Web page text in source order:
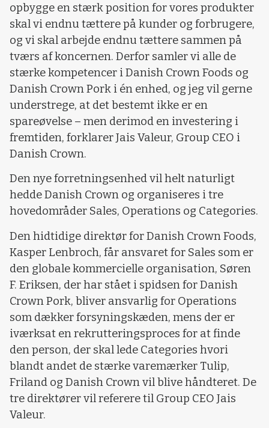
opbygge en stærk position for vores produkter
skal vi endnu tættere på kunder og forbrugere,
og vi skal arbejde endnu tættere sammen på
tværs af koncernen. Derfor samler vi alle de
stærke kompetencer i Danish Crown Foods og
Danish Crown Pork i én enhed, og jeg vil gerne
understrege, at det bestemt ikke er en
spareøvelse – men derimod en investering i
fremtiden, forklarer Jais Valeur, Group CEO i
Danish Crown.
Den nye forretningsenhed vil helt naturligt
hedde Danish Crown og organiseres i tre
hovedområder Sales, Operations og Categories.
Den hidtidige direktør for Danish Crown Foods,
Kasper Lenbroch, får ansvaret for Sales som er
den globale kommercielle organisation, Søren
F. Eriksen, der har stået i spidsen for Danish
Crown Pork, bliver ansvarlig for Operations
som dækker forsyningskæden, mens der er
iværksat en rekrutteringsproces for at finde
den person, der skal lede Categories hvori
blandt andet de stærke varemærker Tulip,
Friland og Danish Crown vil blive håndteret. De
tre direktører vil referere til Group CEO Jais
Valeur.